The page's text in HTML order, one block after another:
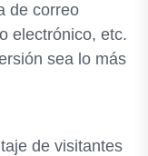
de correo
electrónico, etc.
sea lo más
de visitantes